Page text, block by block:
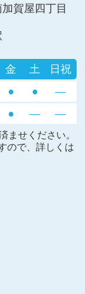
賀屋四丁目
ませください。
ので、詳しくは
金 土 日祝
● ● ―
● ― ―